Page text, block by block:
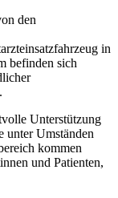
den
in
befinden sich
Unterstützung
unter Umständen
kommen
und Patienten,